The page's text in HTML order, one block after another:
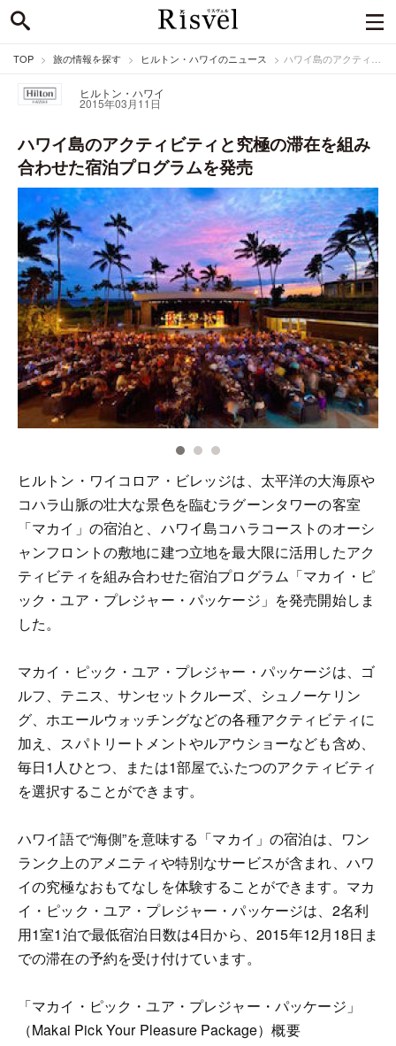
TOP 旅の情報を探す ヒルトン・ハワイのニュース ハワイ島のアクティビティと究極の滞在を組み合わせた宿泊プログラムを発売
ヒルトン・ハワイ
2015年03月11日
ハワイ島のアクティビティと究極の滞在を組み
合わせた宿泊プログラムを発売
ヒルトン・ワイコロア・ビレッジは、太平洋の大海原や
コハラ山脈の壮大な景色を臨むラグーンタワーの客室
「マカイ」の宿泊と、ハワイ島コハラコーストのオーシ
ャンフロントの敷地に建つ立地を最大限に活用したアク
ティビティを組み合わせた宿泊プログラム「マカイ・ピ
ック・ユア・プレジャー・パッケージ」を発売開始しま
した。
マカイ・ピック・ユア・プレジャー・パッケージは、ゴ
ルフ、テニス、サンセットクルーズ、シュノーケリン
グ、ホエールウォッチングなどの各種アクティビティに
加え、スパトリートメントやルアウショーなども含め、
毎日1人ひとつ、または1部屋でふたつのアクティビティ
を選択することができます。
ハワイ語で“海側”を意味する「マカイ」の宿泊は、ワン
ランク上のアメニティや特別なサービスが含まれ、ハワ
イの究極なおもてなしを体験することができます。マカ
イ・ピック・ユア・プレジャー・パッケージは、2名利
用1室1泊で最低宿泊日数は4日から、2015年12月18日ま
での滞在の予約を受け付けています。
「マカイ・ピック・ユア・プレジャー・パッケージ」
（Makai Pick Your Pleasure Package）概要